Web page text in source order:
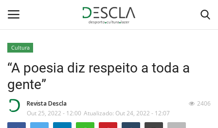
Home
...by Descla
Cultura
“A poesia diz respeito a toda a
gente”
Revista Descla
Out 25, 2022 - 12:00 Atualizado: Out 24, 2022 - 12:07
2406